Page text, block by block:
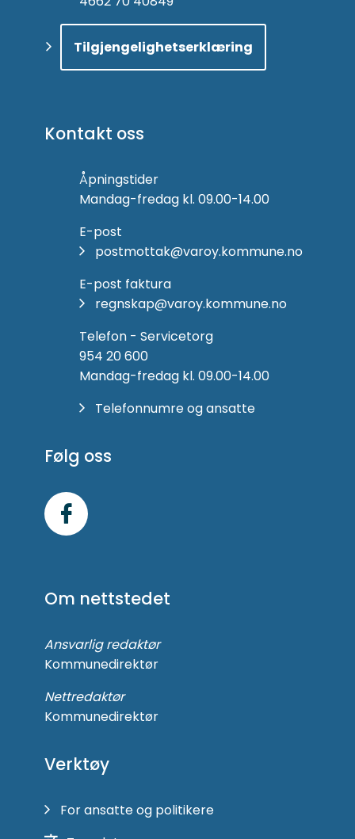
Tilgjengelighetserklæring
Kontakt oss
Åpningstider
Mandag-fredag kl. 09.00-14.00
E-post
postmottak@varoy.kommune.no
E-post faktura
regnskap@varoy.kommune.no
Telefon - Servicetorg
954 20 600
Mandag-fredag kl. 09.00-14.00
Telefonnumre og ansatte
Følg oss
Facebook
Om nettstedet
Ansvarlig redaktør
Kommunedirektør
Nettredaktør
Kommunedirektør
Verktøy
For ansatte og politikere